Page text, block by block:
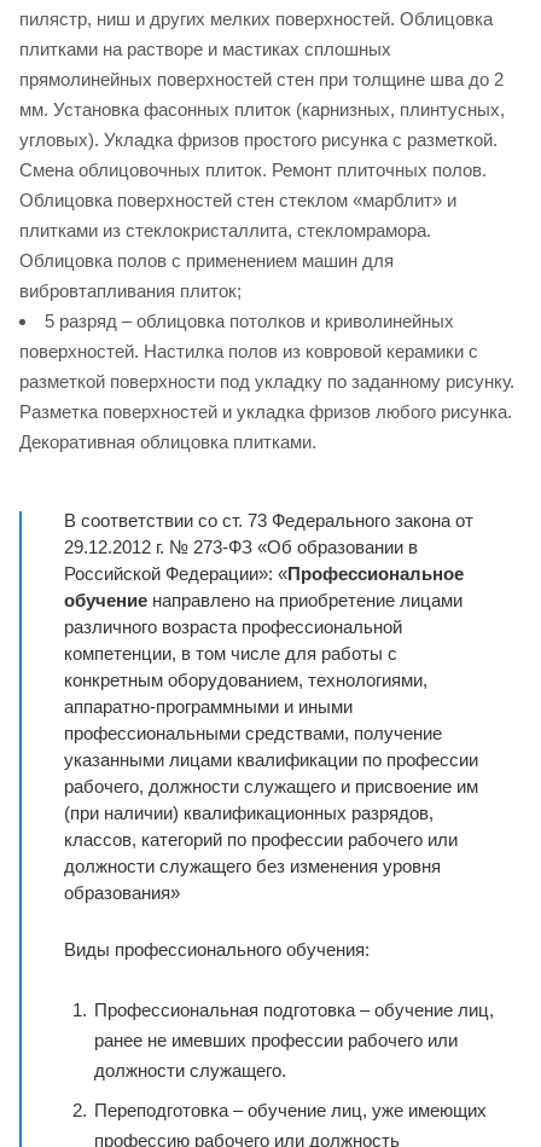
пилястр, ниш и других мелких поверхностей. Облицовка
плитками на растворе и мастиках сплошных
прямолинейных поверхностей стен при толщине шва до 2
мм. Установка фасонных плиток (карнизных, плинтусных,
угловых). Укладка фризов простого рисунка с разметкой.
Смена облицовочных плиток. Ремонт плиточных полов.
Облицовка поверхностей стен стеклом «марблит» и
плитками из стеклокристаллита, стекломрамора.
Облицовка полов с применением машин для
вибровтапливания плиток;
5 разряд – облицовка потолков и криволинейных
поверхностей. Настилка полов из ковровой керамики с
разметкой поверхности под укладку по заданному рисунку.
Разметка поверхностей и укладка фризов любого рисунка.
Декоративная облицовка плитками.
В соответствии со ст. 73 Федерального закона от
29.12.2012 г. № 273-ФЗ «Об образовании в
Российской Федерации»: «Профессиональное
обучение направлено на приобретение лицами
различного возраста профессиональной
компетенции, в том числе для работы с
конкретным оборудованием, технологиями,
аппаратно-программными и иными
профессиональными средствами, получение
указанными лицами квалификации по профессии
рабочего, должности служащего и присвоение им
(при наличии) квалификационных разрядов,
классов, категорий по профессии рабочего или
должности служащего без изменения уровня
образования»
Виды профессионального обучения:
Профессиональная подготовка – обучение лиц,
ранее не имевших профессии рабочего или
должности служащего.
Переподготовка – обучение лиц, уже имеющих
профессию рабочего или должность